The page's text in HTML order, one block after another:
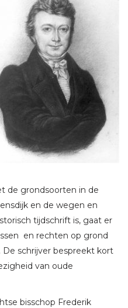
de grondsoorten in de
en de wegen en
tijdschrift is, gaat er
en rechten op grond
schrijver bespreekt kort
van oude
bisschop Frederik